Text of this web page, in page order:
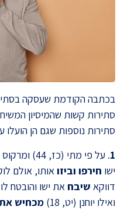
סתירות קשות שהמיסיון
סתירות נוספות שגם הן הועלו
1
ישו חירפו וביזואותו, אולם
דווקא שיבח
ואילו יוחנן (יט, 18)
מכחיש